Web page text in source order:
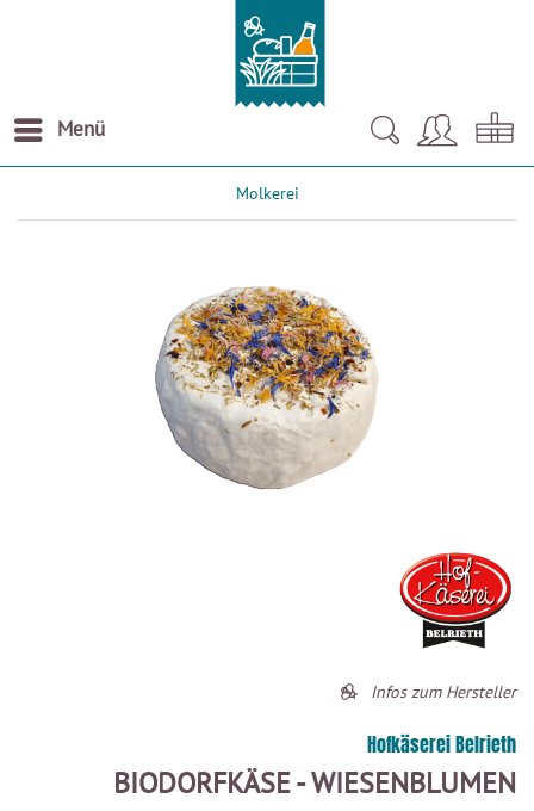
Menü
Molkerei
Infos zum Hersteller
Hofkäserei Belrieth
BIODORFKÄSE - WIESENBLUMEN